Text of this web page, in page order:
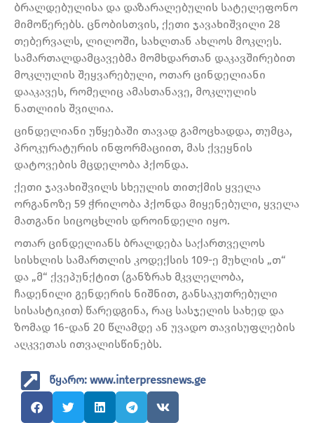
ბრალდებულისა და დაზარალებულის სატელეფონო
მიმოწერებს. ცნობისთვის, ქეთი ჯავახიშვილი 28
თებერვალს, ლილოში, სახლთან ახლოს მოკლეს.
სამართალდამცავებმა მომხდართან დაკავშირებით
მოკლულის შეყვარებული, ოთარ ცინდელიანი
დააკავეს, რომელიც ამასთანავე, მოკლულის
ნათლიის შვილია.
ცინდელიანი უწყებაში თავად გამოცხადდა, თუმცა,
პროკურატურის ინფორმაციით, მას ქვეყნის
დატოვების მცდელობა ჰქონდა.
ქეთი ჯავახიშვილს სხეულის თითქმის ყველა
ორგანოზე 59 ჭრილობა ჰქონდა მიყენებული, ყველა
მათგანი სიცოცხლის დროინდელი იყო.
ოთარ ცინდელიანს ბრალდება საქართველოს
სისხლის სამართლის კოდექსის 109-ე მუხლის „თ“
და „მ“ ქვეპუნქტით (განზრახ მკვლელობა,
ჩადენილი გენდერის ნიშნით, განსაკუთრებული
სისასტიკით) წარედგინა, რაც სასჯელის სახედ და
ზომად 16-დან 20 წლამდე ან უვადო თავისუფლების
აღკვეთას ითვალისწინებს.
წყარო: www.interpressnews.ge